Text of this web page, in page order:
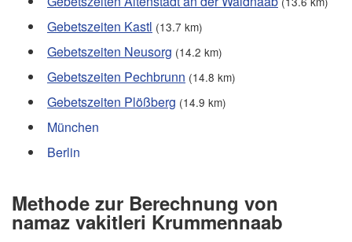
Gebetszeiten Kastl (13.7 km)
Gebetszeiten Neusorg (14.2 km)
Gebetszeiten Pechbrunn (14.8 km)
Gebetszeiten Plößberg (14.9 km)
München
Berlin
Methode zur Berechnung von
namaz vakitleri Krummennaab